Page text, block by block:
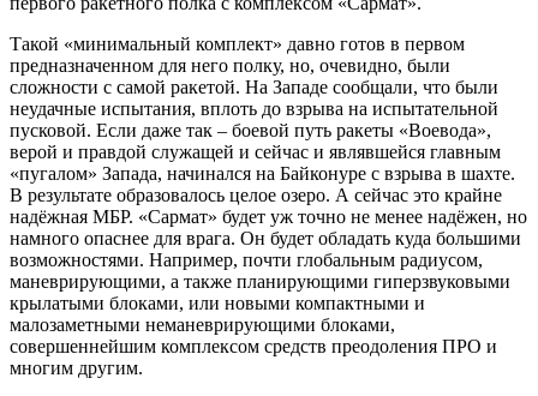
Такой «минимальный комплект» давно готов в первом
предназначенном для него полку, но, очевидно, были
сложности с самой ракетой. На Западе сообщали, что были
неудачные испытания, вплоть до взрыва на испытательной
пусковой. Если даже так – боевой путь ракеты «Воевода»,
верой и правдой служащей и сейчас и являвшейся главным
«пугалом» Запада, начинался на Байконуре с взрыва в шахте.
В результате образовалось целое озеро. А сейчас это крайне
надёжная МБР. «Сармат» будет уж точно не менее надёжен, но
намного опаснее для врага. Он будет обладать куда большими
возможностями. Например, почти глобальным радиусом,
маневрирующими, а также планирующими гиперзвуковыми
крылатыми блоками, или новыми компактными и
малозаметными неманеврирующими блоками,
совершеннейшим комплексом средств преодоления ПРО и
многим другим.